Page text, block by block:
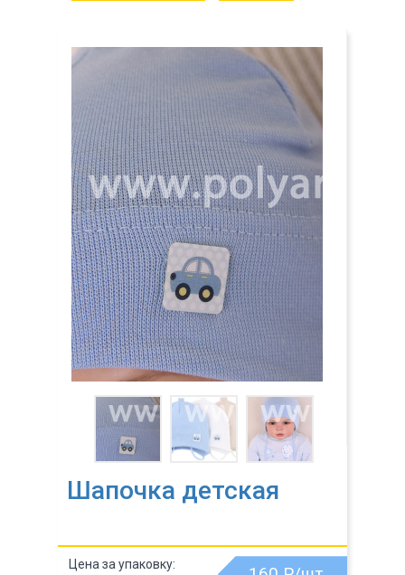
Шапочка детская
Цена за упаковку: